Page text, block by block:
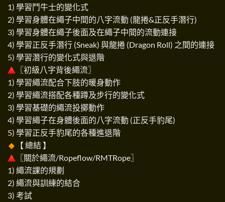
1) 學習鬥牛士的變化式
2) 學習身體在繩子中間的八字流動 (龍捲&正反手潛行)
3) 學習身體在繩子後面及在繩子中間的流動連接
4) 學習正反手潛行 (Sneak) 與龍捲 (Dragon Roll) 之間的連接
5) 學習潛行的變化式與退階
〖初級八字背後繩流〗
1) 學習繩流配合下肢的暖身動作
2) 學習繩流搭配各種蹲及步行的變化式
3) 學習基礎的繩流投擲動作
4) 學習繩子在身體後面的八字流動 (正反手豹尾)
5) 學習正反手豹尾的各種進退階
【 總結 】
〖關於繩流/Ropeflow/RMTRope〗
1) 繩流課的規劃
2) 繩流與訓練的結合
3) 考試